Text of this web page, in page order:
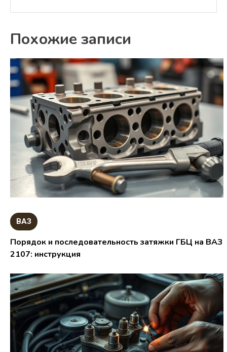
Похожие записи
ВАЗ
Порядок и последовательность затяжки ГБЦ на ВАЗ
2107: инструкция